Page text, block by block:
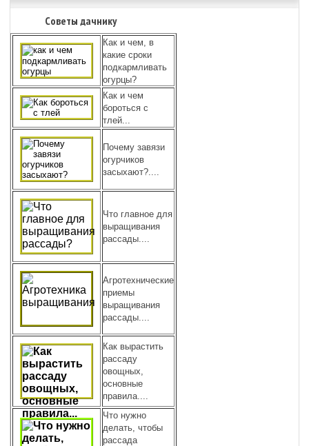
Советы дачнику
Как и чем, в
какие сроки
подкармливать
огурцы?
Как и чем
бороться с
тлей...
Почему завязи
огурчиков
засыхают?....
Что главное для
выращивания
рассады....
Агротехнические
приемы
выращивания
рассады....
Как вырастить
рассаду
овощных,
основные
правила....
Что нужно
делать, чтобы
рассада